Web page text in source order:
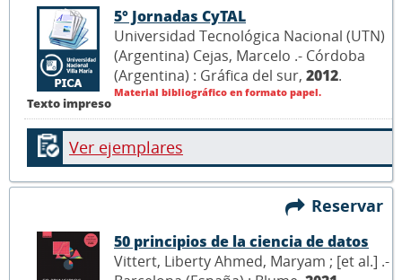
Texto impreso
5° Jornadas CyTAL
Universidad Tecnológica Nacional (UTN)
(Argentina) Cejas, Marcelo .- Córdoba
(Argentina) : Gráfica del sur, 2012.
Material bibliográfico en formato papel.
Ver ejemplares
Reservar
50 principios de la ciencia de datos
Vittert, Liberty Ahmed, Maryam ; [et al.] .-